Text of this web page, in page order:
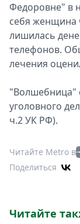
Федоровне" в
себя женщина
лишилась
телефонов.
лечения
"Волшебница"
уголовного
ч.2 УК РФ).
Читайте Metro в
Поделиться
Читайте